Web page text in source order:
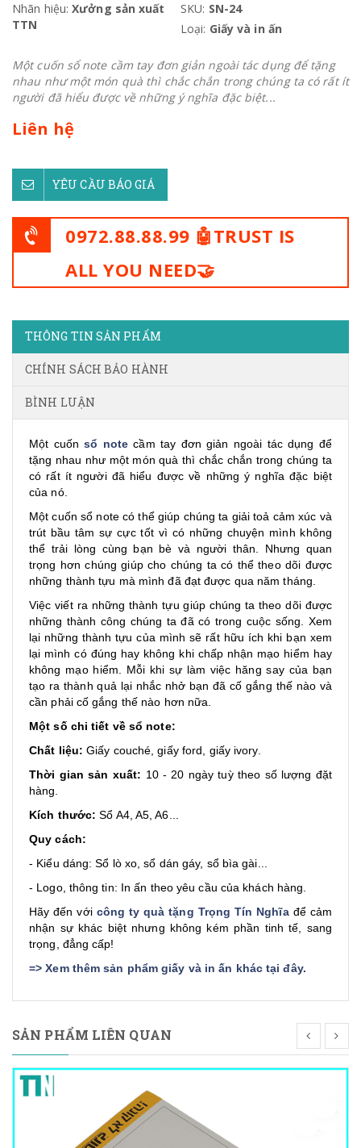
Nhãn hiệu: Xưởng sản xuất
TTN
SKU: SN-24
Loại: Giấy và in ấn
Một cuốn sổ note cầm tay đơn giản ngoài tác dụng để tặng
nhau như một món quà thì chắc chắn trong chúng ta có rất ít
người đã hiểu được về những ý nghĩa đặc biệt...
Liên hệ
YÊU CẦU BÁO GIÁ
0972.88.88.99 🤖TRUST IS
ALL YOU NEED🤝
THÔNG TIN SẢN PHẨM
CHÍNH SÁCH BẢO HÀNH
BÌNH LUẬN
Một cuốnsổ note cầm tay đơn giản ngoài tác dụng để
tặng nhau như một món quà thì chắc chắn trong chúng ta
có rất ít người đã hiểu được về những ý nghĩa đặc biệt
của nó.
Một cuốn sổ note có thể giúp chúng ta giải toả cảm xúc và
trút bầu tâm sự cực tốt vì có những chuyện mình không
thể trải lòng cùng bạn bè và người thân. Nhưng quan
trọng hơn chúng giúp cho chúng ta có thể theo dõi được
những thành tựu mà mình đã đạt được qua năm tháng.
Việc viết ra những thành tựu giúp chúng ta theo dõi được
những thành công chúng ta đã có trong cuộc sống. Xem
lại những thành tựu của mình sẽ rất hữu ích khi bạn xem
lại mình có đúng hay không khi chấp nhận mạo hiểm hay
không mạo hiểm. Mỗi khi sự làm việc hăng say của bạn
tạo ra thành quả lại nhắc nhở bạn đã cố gắng thế nào và
cần phải cố gắng thế nào hơn nữa.
Một số chi tiết về sổ note:
Chất liệu: Giấy couché, giấy ford, giấy ivory.
Thời gian sản xuất: 10 - 20 ngày tuỳ theo số lượng đặt
hàng.
Kích thước: Sổ A4, A5, A6...
Quy cách:
- Kiểu dáng: Sổ lò xo, sổ dán gáy, sổ bìa gài...
- Logo, thông tin: In ấn theo yêu cầu của khách hàng.
Hãy đến với công ty quà tặng Trọng Tín Nghĩađể cảm
nhận sự khác biệt nhưng không kém phần tinh tế, sang
trọng, đẳng cấp!
=>Xem thêm sản phẩm giấy và in ấn khác tại đây.
SẢN PHẨM LIÊN QUAN